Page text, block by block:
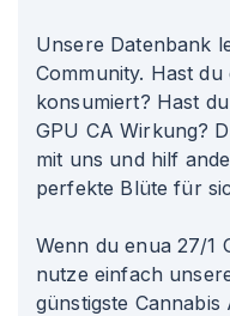
Unsere Datenbank
Community. Hast
konsumiert? Hast
GPU CA Wirkung?
mit uns und hilf
perfekte Blüte für
Wenn du enua 27/1
nutze einfach
günstigste